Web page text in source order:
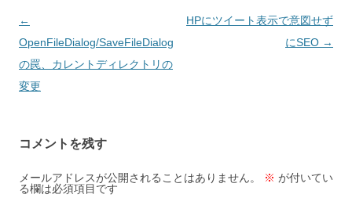
投
稿
ナ
ビ
シ
ョ
ン
←
OpenFileDialog/SaveFileDialog
の罠、カレントディレクトリの
変更
HPにツイート表示で意図せず
にSEO →
コメントを残す
メールアドレスが公開されることはありません。 ※ が付いてい
る欄は必須項目です